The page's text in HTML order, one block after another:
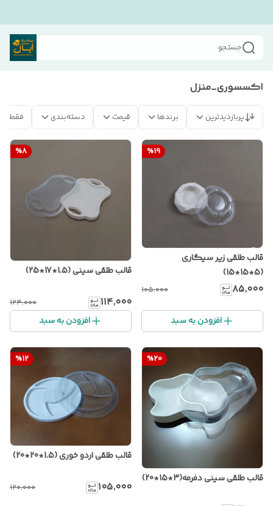
جستجو
اکسسوری_منزل
پربازدیدترین برندها قیمت دسته‌بندی فقط
%19
قالب طلقی زیر سیگاری
(5*15*15)
۸۵٬۰۰۰ ۱۰۵٬۰۰۰
افزودن به سبد
%8
قالب طلقی سینی (1.5*17*25)
۱۱۴٬۰۰۰ ۱۲۴٬۰۰۰
افزودن به سبد
%20
قالب طلقی سینی دفرمه(3*15*20)
%12
قالب طلقی اردو خوری (1.5*20*20)
۱۰۵٬۰۰۰ ۱۲۰٬۰۰۰